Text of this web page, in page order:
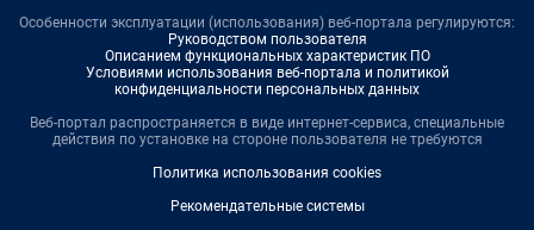
Особенности эксплуатации (использования) веб-портала регулируются:
Руководством пользователя
Описанием функциональных характеристик ПО
Условиями использования веб-портала и политикой
конфиденциальности персональных данных
Веб-портал распространяется в виде интернет-сервиса, специальные
действия по установке на стороне пользователя не требуются
Политика использования cookies
Рекомендательные системы